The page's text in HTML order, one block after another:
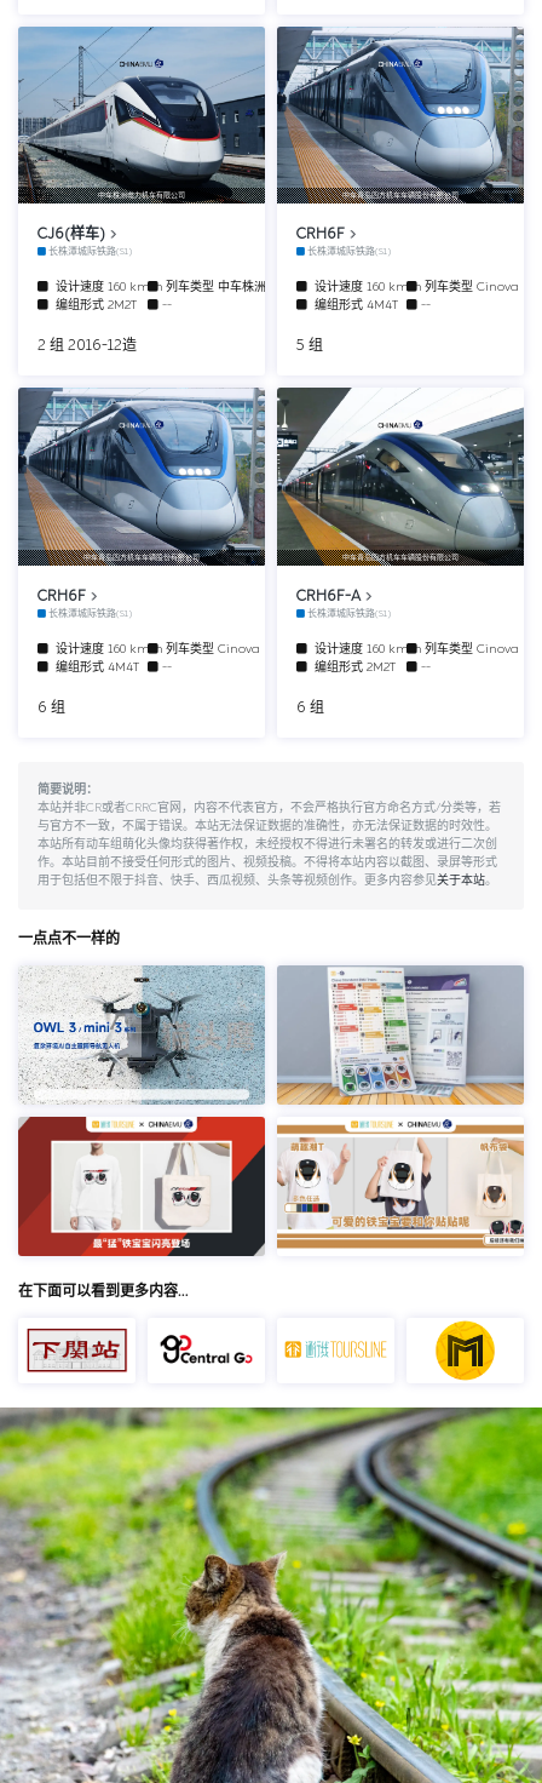
中车株洲电力机车有限公司
CJ6(样车)
长株潭城际铁路(S1)
设计速度 160 km/h列车类型 中车株洲动车组
编组形式 2M2T --
2 组 2016-12造
中车青岛四方机车车辆股份有限公司
CRH6F
长株潭城际铁路(S1)
设计速度 160 km/h列车类型 Cinova
编组形式 4M4T --
5 组
中车青岛四方机车车辆股份有限公司
CRH6F
长株潭城际铁路(S1)
设计速度 160 km/h列车类型 Cinova
编组形式 4M4T --
6 组
中车青岛四方机车车辆股份有限公司
CRH6F-A
长株潭城际铁路(S1)
设计速度 160 km/h列车类型 Cinova
编组形式 2M2T --
6 组
简要说明：
本站并非CR或者CRRC官网，内容不代表官方，不会严格执行官方命名方式/分类等，若
与官方不一致，不属于错误。本站无法保证数据的准确性，亦无法保证数据的时效性。
本站所有动车组萌化头像均获得著作权，未经授权不得进行未署名的转发或进行二次创
作。本站目前不接受任何形式的图片、视频投稿。不得将本站内容以截图、录屏等形式
用于包括但不限于抖音、快手、西瓜视频、头条等视频创作。更多内容参见关于本站。
一点点不一样的
在下面可以看到更多内容…